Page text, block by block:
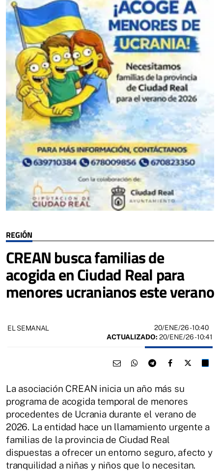
REGIÓN
CREAN busca familias de
acogida en Ciudad Real para
menores ucranianos este verano
EL SEMANAL 20/ENE/26- 10:40
ACTUALIZADO: 20/ENE/26 - 10:41
La asociación CREAN inicia un año más su
programa de acogida temporal de menores
procedentes de Ucrania durante el verano de
2026. La entidad hace un llamamiento urgente a
familias de la provincia de Ciudad Real
dispuestas a ofrecer un entorno seguro, afecto y
tranquilidad a niñas y niños que lo necesitan.